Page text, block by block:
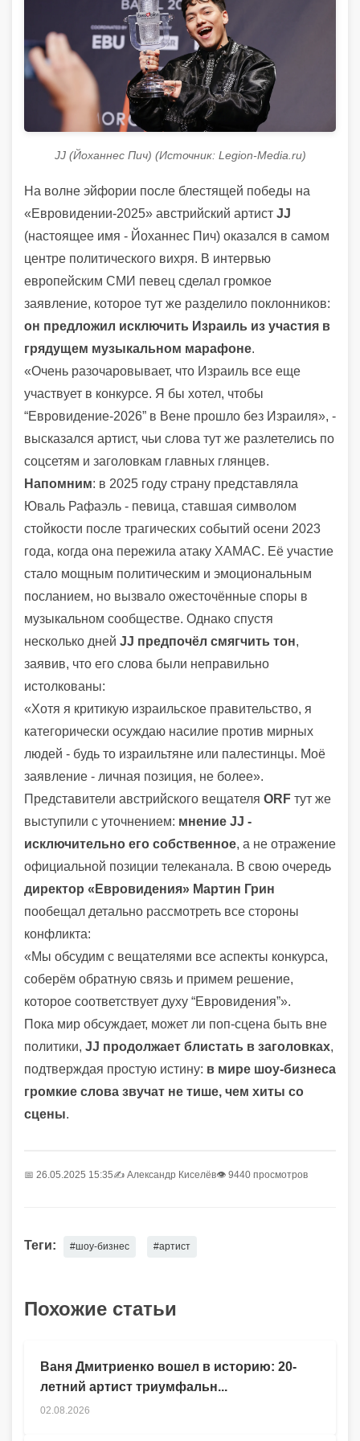
JJ (Йоханнес Пич) (Источник: Legion-Media.ru)
На волне эйфории после блестящей победы на
«Евровидении-2025» австрийский артист JJ
(настоящее имя - Йоханнес Пич) оказался в самом
центре политического вихря. В интервью
европейским СМИ певец сделал громкое
заявление, которое тут же разделило поклонников:
он предложил исключить Израиль из участия в
грядущем музыкальном марафоне.
«Очень разочаровывает, что Израиль все еще
участвует в конкурсе. Я бы хотел, чтобы
“Евровидение-2026” в Вене прошло без Израиля», -
высказался артист, чьи слова тут же разлетелись по
соцсетям и заголовкам главных глянцев.
Напомним: в 2025 году страну представляла
Юваль Рафаэль - певица, ставшая символом
стойкости после трагических событий осени 2023
года, когда она пережила атаку ХАМАС. Её участие
стало мощным политическим и эмоциональным
посланием, но вызвало ожесточённые споры в
музыкальном сообществе. Однако спустя
несколько дней JJ предпочёл смягчить тон,
заявив, что его слова были неправильно
истолкованы:
«Хотя я критикую израильское правительство, я
категорически осуждаю насилие против мирных
людей - будь то израильтяне или палестинцы. Моё
заявление - личная позиция, не более».
Представители австрийского вещателя ORF тут же
выступили с уточнением: мнение JJ -
исключительно его собственное, а не отражение
официальной позиции телеканала. В свою очередь
директор «Евровидения» Мартин Грин
пообещал детально рассмотреть все стороны
конфликта:
«Мы обсудим с вещателями все аспекты конкурса,
соберём обратную связь и примем решение,
которое соответствует духу “Евровидения”».
Пока мир обсуждает, может ли поп-сцена быть вне
политики, JJ продолжает блистать в заголовках,
подтверждая простую истину: в мире шоу-бизнеса
громкие слова звучат не тише, чем хиты со
сцены.
📅 26.05.2025 15:35✍️ Александр Киселёв👁 9440 просмотров
Теги: #шоу-бизнес #артист
Похожие статьи
Ваня Дмитриенко вошел в историю: 20-
летний артист триумфальн...
02.08.2026